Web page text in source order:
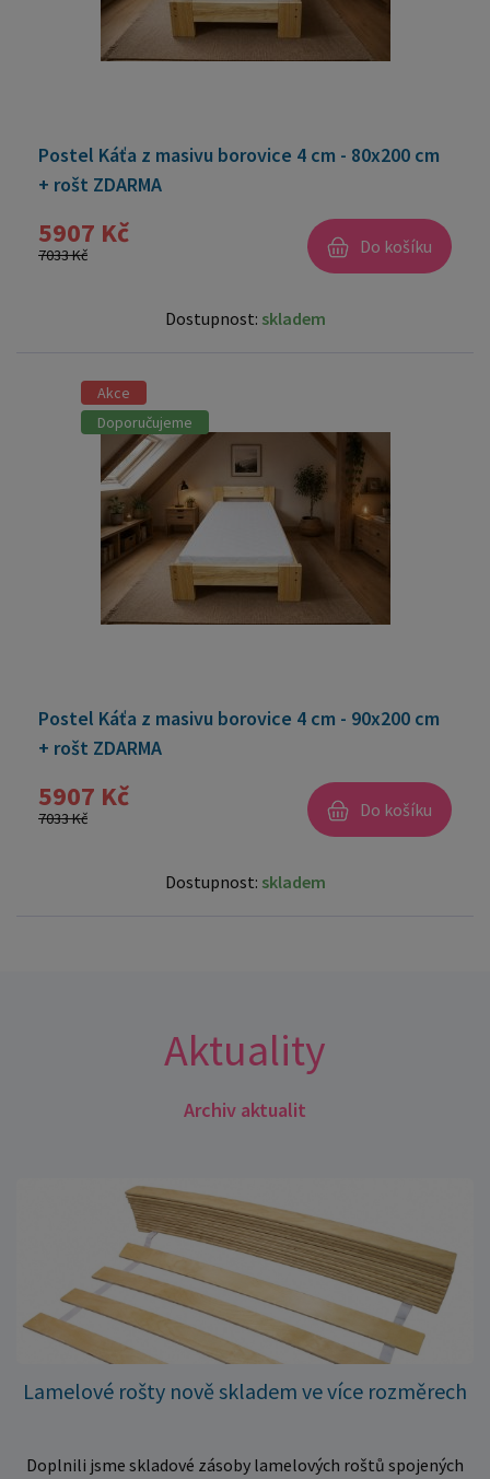
Postel Káťa z masivu borovice 4 cm - 80x200 cm
+ rošt ZDARMA
5907 Kč
7033 Kč Do košíku
Dostupnost: skladem
Akce
Doporučujeme
Postel Káťa z masivu borovice 4 cm - 90x200 cm
+ rošt ZDARMA
5907 Kč
7033 Kč Do košíku
Dostupnost: skladem
Aktuality
Archiv aktualit
Lamelové rošty nově skladem ve více rozměrech
Doplnili jsme skladové zásoby lamelových roštů spojených